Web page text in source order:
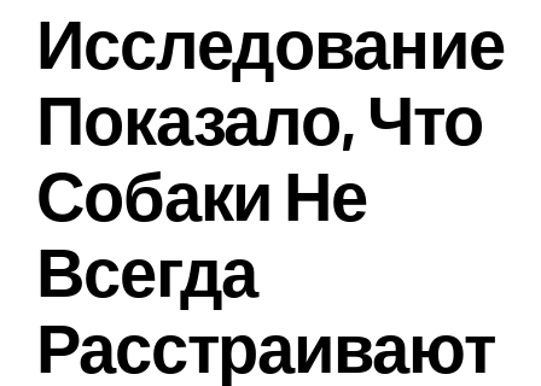
Исследование
Показало, Что
Собаки Не
Всегда
Расстраивают